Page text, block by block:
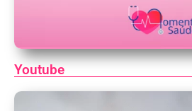
Youtube